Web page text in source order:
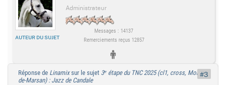
AUTEUR DU SUJET
Administrateur
Messages : 14137
Remerciements reçus 12857
Réponse de Linamixsur le sujet 3ᵉ étape du TNC 2025 (cl1, cross, Mont-
de-Marsan) : Jazz de Candale
#3